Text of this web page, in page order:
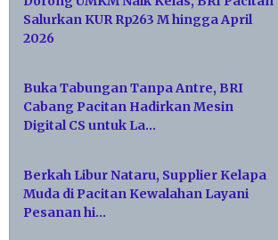
Salurkan KUR Rp263 M hingga April
2026
Buka Tabungan Tanpa Antre, BRI
Cabang Pacitan Hadirkan Mesin
Digital CS untuk La…
Berkah Libur Nataru, Supplier Kelapa
Muda di Pacitan Kewalahan Layani
Pesanan hi…